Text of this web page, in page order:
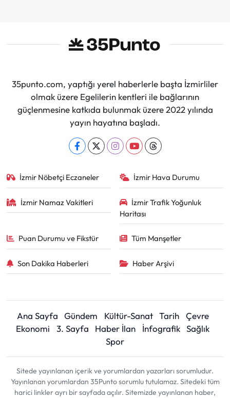
35punto.com, yaptığı yerel haberlerle başta İzmirliler
olmak üzere Egelilerin kentleri ile bağlarının
güçlenmesine katkıda bulunmak üzere 2022 yılında
yayın hayatına başladı.
İzmir Nöbetçi Eczaneler İzmir Hava Durumu
İzmir Namaz Vakitleri
İzmir Trafik Yoğunluk
Haritası
Puan Durumu ve Fikstür Tüm Manşetler
Son Dakika Haberleri Haber Arşivi
Ana Sayfa Gündem Kültür-Sanat Tarih
Çevre
Ekonomi
3. Sayfa Haber İlan İnfografik Sağlık
Spor
Sitede yayınlanan içerik ve yorumlardan yazarları sorumludur.
Yayınlanan yorumlardan 35Punto sorumlu tutulamaz. Sitedeki tüm
harici linkler ayrı bir sayfada açılır. Sitemizde yayınlanan haber,